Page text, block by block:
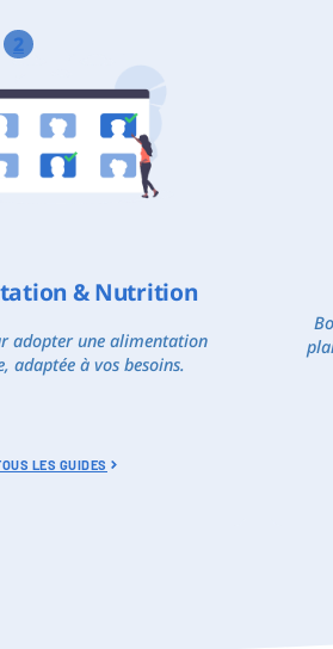
2
& Nutrition
adopter une alimentation
adaptée à vos besoins.
LES GUIDES